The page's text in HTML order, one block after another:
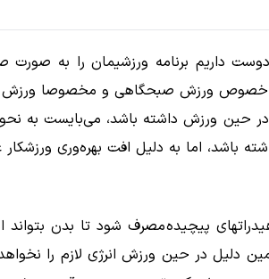
داریم برنامه ورزشیمان را به صورت
و مخصوصا ورزش صبحگاهی زودهنگام (۵-۶
در حین ورزش داشته باشد، می‌بایست به
باشد، اما به دلیل افت بهره‌وری
پیچیده مصرف شود تا بدن بتواند
در حین ورزش انرژی لازم را